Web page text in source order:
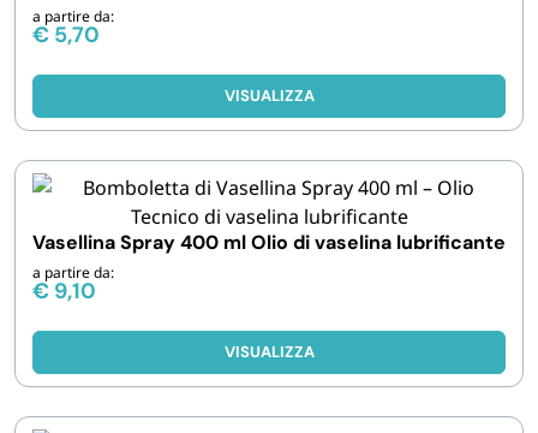
a partire da:
€ 5,70
VISUALIZZA
Vasellina Spray 400 ml Olio di vaselina lubrificante
a partire da:
€ 9,10
VISUALIZZA